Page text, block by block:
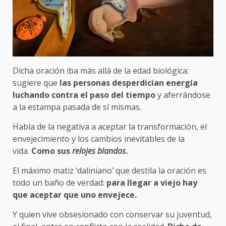
Dicha oración iba más allá de la edad biológica:
sugiere que las personas desperdician energía
luchando contra el paso del tiempoy aferrándose
a la estampa pasada de sí mismas.
Habla de la negativa a aceptar la transformación, el
envejecimiento y los cambios inevitables de la
vida. Como susrelojes blandos.
El máximo matiz ‘daliniano’ que destila la oración es
todo un baño de verdad: para llegar a viejo hay
que aceptar que uno envejece.
Y quien vive obsesionado con conservar su juventud,